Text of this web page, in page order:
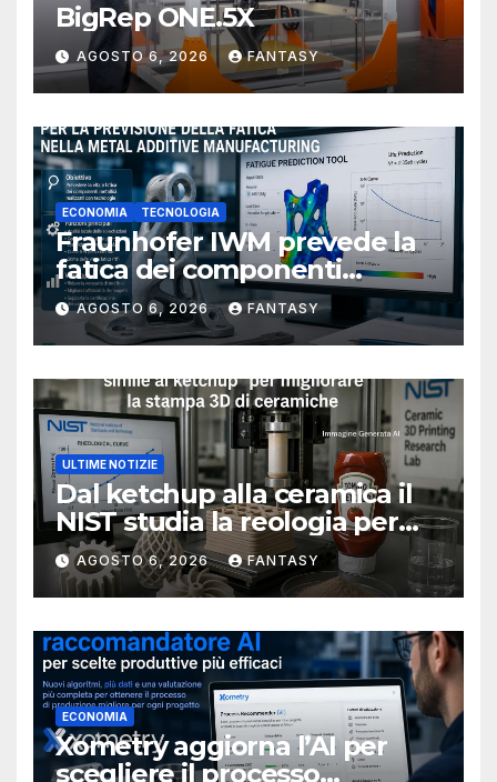
BigRep ONE.5X
AGOSTO 6, 2026 FANTASY
ECONOMIA TECNOLOGIA
Fraunhofer IWM prevede la
fatica dei componenti
metallici stampati in 3D
AGOSTO 6, 2026 FANTASY
ULTIME NOTIZIE
Dal ketchup alla ceramica il
NIST studia la reologia per
rendere più affidabile la
stampa 3D
AGOSTO 6, 2026 FANTASY
ECONOMIA
Xometry aggiorna l’AI per
scegliere il processo